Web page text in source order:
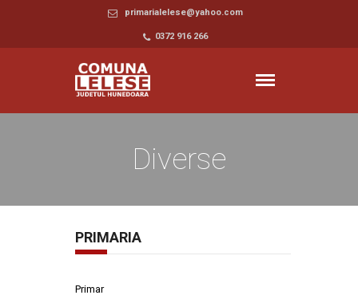
primarialelese@yahoo.com
0372 916 266
Diverse
PRIMARIA
Primar